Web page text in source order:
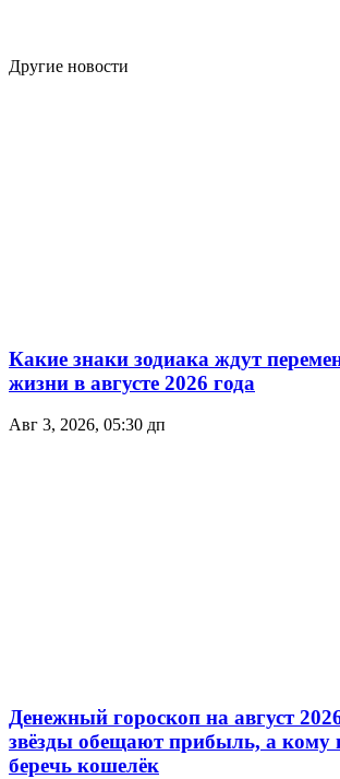
Другие новости
Какие знаки зодиака ждут
жизни в августе 2026 года
Авг 3, 2026, 05:30 дп
Денежный гороскоп на август
звёзды обещают прибыль, а кому
беречь кошелёк